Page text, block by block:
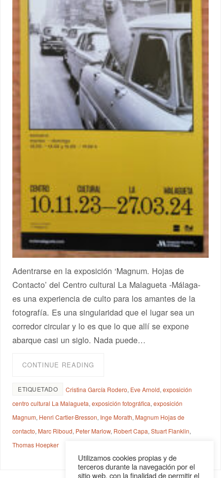
Adentrarse en la exposición ‘Magnum. Hojas de
Contacto’ del Centro cultural La Malagueta -Málaga-
es una experiencia de culto para los amantes de la
fotografía. Es una singularidad que el lugar sea un
corredor circular y lo es que lo que allí se expone
abarque casi un siglo. Nada puede…
CONTINUE READING
ETIQUETADO Cristina García Rodero, Eve Arnold,exposición
centro cultural La Malagueta,exposición fotográfica,exposición
Magnum, Henri Cartier-Bresson, Inge Morath, Magnum Hojas de
contacto, Marc Riboud, Peter Marlow, Robert Capa,Stuart Flanklin,
Thomas Hoepker
Utilizamos cookies propias y de
terceros durante la navegación por el
sitio web, con la finalidad de permitir el